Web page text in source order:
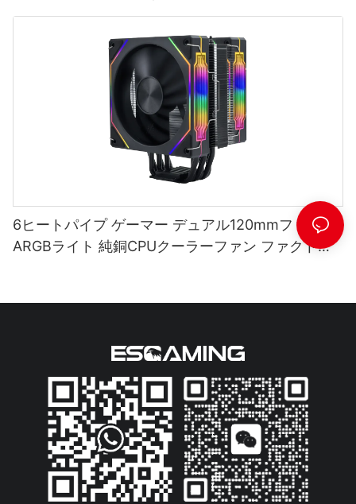
6ヒートパイプ ゲーマー デュアル120mmファン
ARGBライト 純銅CPUクーラーファン ファクトリ